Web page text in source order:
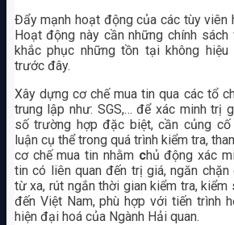
Đẩy mạnh hoạt động của các tùy viên
Hoạt động này cần những chính sách
khắc phục những tồn tại không
trước đây.
Xây dựng cơ chế mua tin qua các tổ
trung lập như: SGS,… để xác minh trị
số trường hợp đặc biệt, cần củng
luận cụ thể trong quá trình kiểm tra,
cơ chế mua tin nhằm chủ động xác
tin có liên quan đến trị giá, ngăn
từ xa, rút ngắn thời gian kiểm tra, kiểm
đến Việt Nam, phù hợp với tiến trình
hiện đại hoá của Ngành Hải quan.